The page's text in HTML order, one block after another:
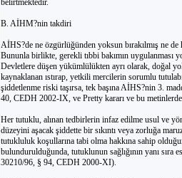
belirtmektedir.
B. AİHM?nin takdiri
AİHS?de ne özgürlüğünden yoksun bırakılmış ne
Bununla birlikte, gerekli tıbbi bakımın
Devletlere düşen yükümlülükten ayrı olarak, doğal
kaynaklanan ıstırap, yetkili mercilerin sorumlu
şiddetlenme riski taşırsa, tek başına AİHS?nin 3.
40, CEDH 2002-IX, ve Pretty kararı ve bu
Her tutuklu, alınan tedbirlerin infaz edilme usul ve
düzeyini aşacak şiddette bir sıkıntı veya zorluğa
tutukluluk koşullarına tabi olma hakkına sahip
bulundurulduğunda, tutuklunun sağlığının yanı
30210/96, § 94, CEDH 2000-XI).